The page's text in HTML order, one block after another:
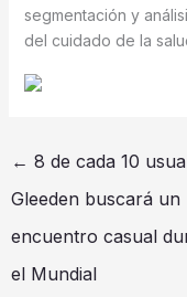
segmentación y
del cuidado de la
← 8 de cada 10
Gleeden buscará un
encuentro casual
el Mundial